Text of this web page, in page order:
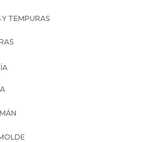
Y TEMPURAS